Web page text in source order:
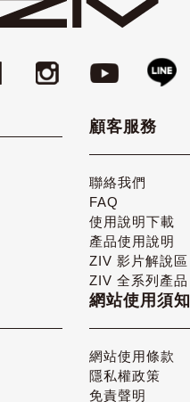
顧客服務
聯絡我們
FAQ
使用說明下載
產品使用說明
ZIV 影片解說區
ZIV 全系列產品
網站使用須知
網站使用條款
隱私權政策
免責聲明